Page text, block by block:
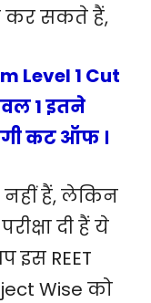
सकते हैं,
Level 1 Cut
1 इतने
कट ऑफ ।
हैं, लेकिन
दी हैं ये
इस REET
Wise को